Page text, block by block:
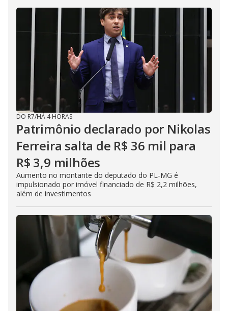
DO R7/HÁ 4 HORAS
Patrimônio declarado por Nikolas
Ferreira salta de R$ 36 mil para
R$ 3,9 milhões
Aumento no montante do deputado do PL-MG é
impulsionado por imóvel financiado de R$ 2,2 milhões,
além de investimentos